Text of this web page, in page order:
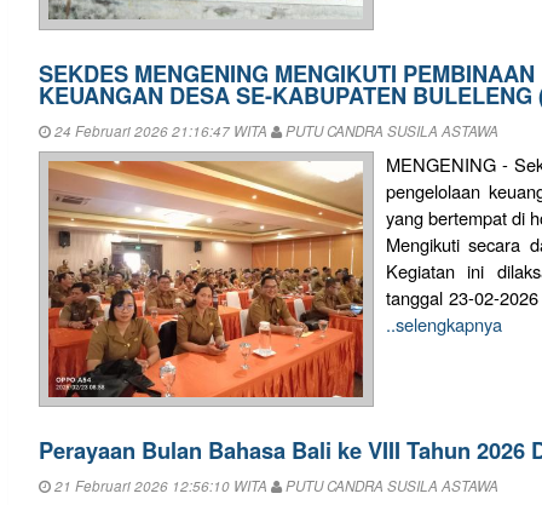
SEKDES MENGENING MENGIKUTI
KEUANGAN DESA SE-KABUPATEN BULELENG
24 Februari 2026 21:16:47 WITA PUTU CANDRA SUSILA ASTAWA
MENGENING -
pengelolaan
yang bertempat di
Mengikuti secara
Kegiatan ini
tanggal 23-02-
..selengkapnya
Perayaan Bulan Bahasa Bali ke VIII Tahun 2026
21 Februari 2026 12:56:10 WITA PUTU CANDRA SUSILA ASTAWA